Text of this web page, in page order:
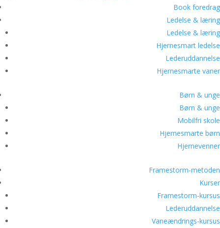
Book foredrag
Ledelse & læring
Ledelse & læring
Hjernesmart ledelse
Lederuddannelse
Hjernesmarte vaner
Børn & unge
Børn & unge
Mobilfri skole
Hjernesmarte børn
Hjernevenner
Framestorm-metoden
Kurser
Framestorm-kursus
Lederuddannelse
Vaneændrings-kursus